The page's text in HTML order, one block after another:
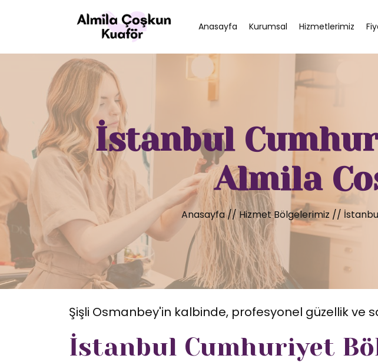
Anasayfa Kurumsal Hizmetlerimiz
İstanbul
Almila
Anasayfa//Hizmet Bölgelerimiz //
Şişli Osmanbey'in kalbinde, profesyonel güzellik ve
İstanbul Cumhuriyet